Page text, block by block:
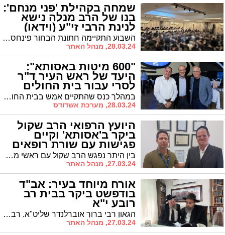
שמחה בקהילת 'פני מנחם':
בנו של הרב מנלה נישא
לנינת הרבי זי"ע (וידאו)
השבוע התקיימה חתונת הבחור פינחס מנחם מנלה, שנישא לנינת האדמו"ר ה'פני מנחם' זי"ע. את שמחת החתונה כיבדו רבנים רבים, וביניהם הגרי"ב שרייבר שליט"א
28.03.24, מנהל האתר
"600 מיטות באסותא":
היעד של ראש העיר ד"ר
לסרי עבור בית החולים
במהלך כנס שהתקיים אמש בבית החולים אסותא, אמר ראש העיר, ד"ר יחיאל לסרי כי המשימה המרכזית: לקצר את זמן השהות במיון. "עד דצמבר 2028 יהיו בבית החולים 600 מיטות; צוות אסותא הוא מהטובים בישראל: מסירות, אכפתיות וזמינות"
28.03.24, מערכת אשדודס
היועץ הרפואי הרב שקול
ביקר ב'אסותא' וקיים
פגישות עם שורת רופאים
בין היתר נפגש הרב שקול עם ראשי מערך אא"ג ששירותיו הורחבו לאחרונה
27.03.24, מנהל האתר
אורח מיוחד בעיר: אב"ד
בודפשט ביקר בבית רב
רובע י"א
הגאון רבי ברוך אוברלנדר שליט"א, רבה הראשי של בודפשט, ביקר אצל ידיד נעוריו - הרה"ג רבי מרדכי מנשה לאופר. את והב בסופה
27.03.24, מנהל האתר